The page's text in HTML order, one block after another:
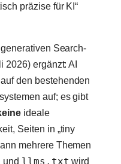
präzise für KI“
Search-
2026) ergänzt: AI
den bestehenden
auf; es gibt
ideale
Seiten in „tiny
mehrere Themen
und llms.txt wird